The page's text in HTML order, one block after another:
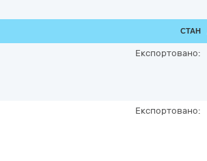
СТАН
Експортовано:
Експортовано: